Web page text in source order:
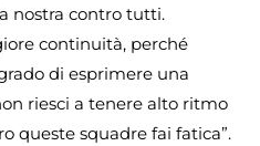
nostra contro tutti.
continuità, perché
di esprimere una
riesci a tenere alto ritmo
queste squadre fai fatica”.